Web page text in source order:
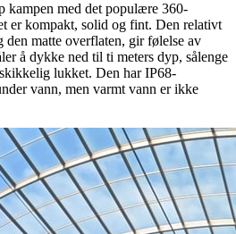
kampen med det populære 360-
er kompakt, solid og fint. Den relativt
den matte overflaten, gir følelse av
å dykke ned til ti meters dyp, sålenge
lukket. Den har IP68-
vann, men varmt vann er ikke